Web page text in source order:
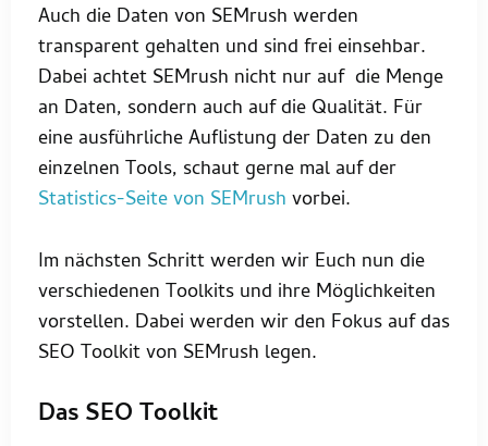
Auch die Daten von SEMrush werden
transparent gehalten und sind frei einsehbar.
Dabei achtet SEMrush nicht nur auf die Menge
an Daten, sondern auch auf die Qualität. Für
eine ausführliche Auflistung der Daten zu den
einzelnen Tools, schaut gerne mal auf der
Statistics-Seite von SEMrush vorbei.
Im nächsten Schritt werden wir Euch nun die
verschiedenen Toolkits und ihre Möglichkeiten
vorstellen. Dabei werden wir den Fokus auf das
SEO Toolkit von SEMrush legen.
Das SEO Toolkit